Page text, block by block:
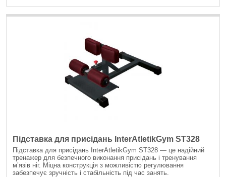
Підставка для присідань InterAtletikGym ST328
Підставка для присідань InterAtletikGym ST328 — це надійний
тренажер для безпечного виконання присідань і тренування
м’язів ніг. Міцна конструкція з можливістю регулювання
забезпечує зручність і стабільність під час занять.